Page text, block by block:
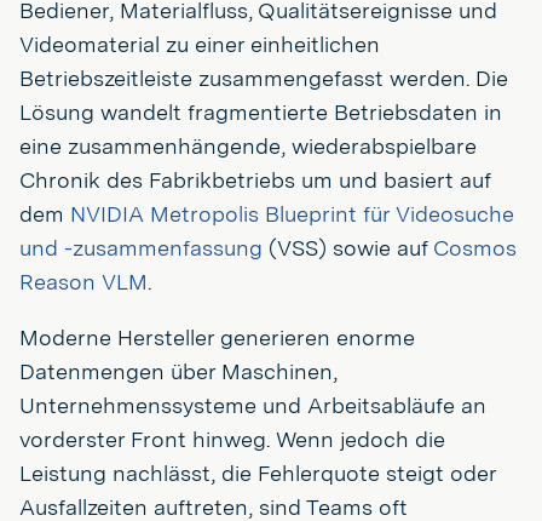
Bediener, Materialfluss, Qualitätsereignisse und
Videomaterial zu einer einheitlichen
Betriebszeitleiste zusammengefasst werden. Die
Lösung wandelt fragmentierte Betriebsdaten in
eine zusammenhängende, wiederabspielbare
Chronik des Fabrikbetriebs um und basiert auf
dem NVIDIA Metropolis Blueprint für Videosuche
und -zusammenfassung (VSS) sowie auf Cosmos
Reason VLM.
Moderne Hersteller generieren enorme
Datenmengen über Maschinen,
Unternehmenssysteme und Arbeitsabläufe an
vorderster Front hinweg. Wenn jedoch die
Leistung nachlässt, die Fehlerquote steigt oder
Ausfallzeiten auftreten, sind Teams oft